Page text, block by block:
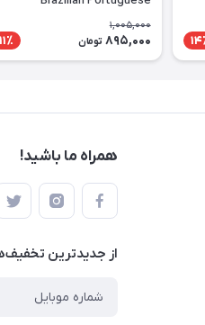
Grammar A Practical Guide
1,005,000
895,000 تومان 11٪
همراه ما باشید!
از جدید‌ترین